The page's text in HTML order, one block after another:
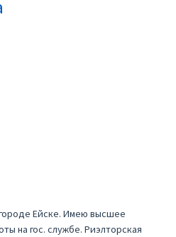
Ейске. Имею высшее
на гос. службе. Риэлторская